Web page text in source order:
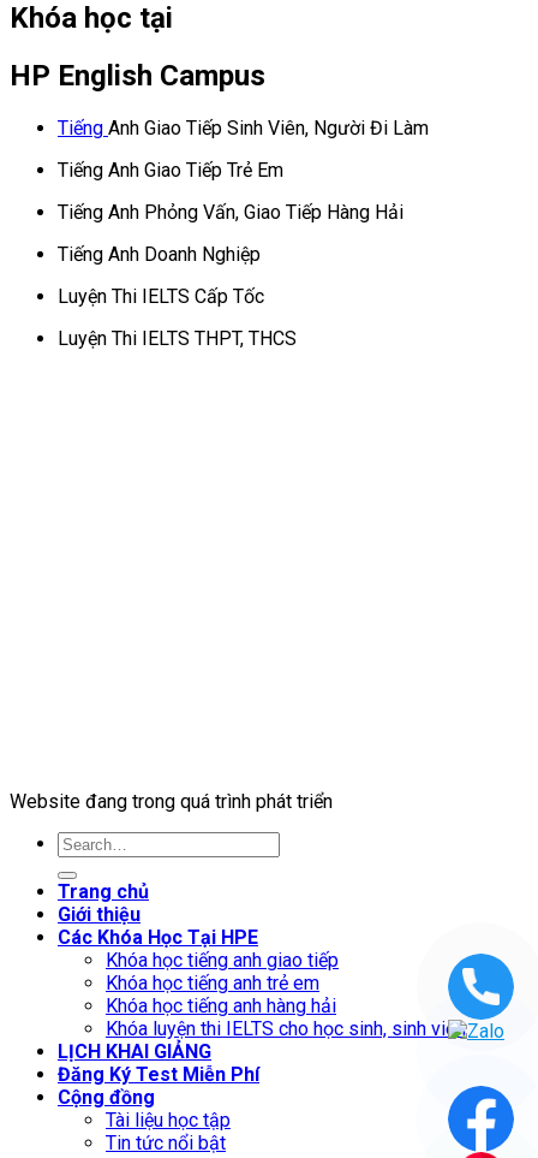
Khóa học tại
HP English Campus
Tiếng Anh Giao Tiếp Sinh Viên, Người Đi Làm
Tiếng Anh Giao Tiếp Trẻ Em
Tiếng Anh Phỏng Vấn, Giao Tiếp Hàng Hải
Tiếng Anh Doanh Nghiệp
Luyện Thi IELTS Cấp Tốc
Luyện Thi IELTS THPT, THCS
Website đang trong quá trình phát triển
Trang chủ
Giới thiệu
Các Khóa Học Tại HPE
Khóa học tiếng anh giao tiếp
Khóa học tiếng anh trẻ em
Khóa học tiếng anh hàng hải
Khóa luyện thi IELTS cho học sinh, sinh viên
LỊCH KHAI GIẢNG
Đăng Ký Test Miễn Phí
Cộng đồng
Tài liệu học tập
Tin tức nổi bật